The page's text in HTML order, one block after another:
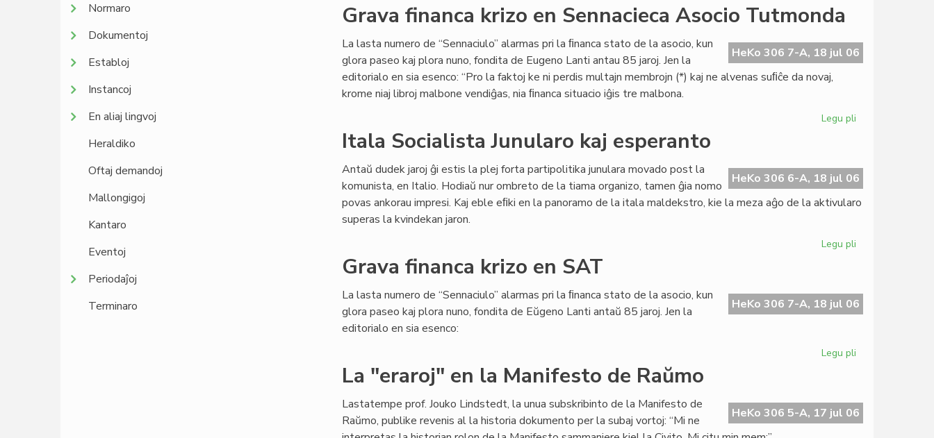
kaj
esperanto
Grava financa krizo en Sennacieca Asocio Tutmonda
HeKo 306 7-A, 18 jul 06
La lasta numero de “Sennaciulo” alarmas pri la ﬁnanca stato de la asocio, kun
glora paseo kaj plora nuno, fondita de Eugeno Lanti antau 85 jaroj. Jen la
editorialo en sia esenco: “Pro la faktoj ke ni perdis multajn membrojn (*) kaj ne alvenas suﬁĉe da novaj,
krome niaj libroj malbone vendiĝas, nia ﬁnanca situacio iĝis tre malbona.
Legu pli
en
Sennacieca
Asocio
Itala Socialista Junularo kaj esperanto
HeKo 306 6-A, 18 jul 06
Antaŭ dudek jaroj ĝi estis la plej forta partipolitika junulara movado post la
komunista, en Italio. Hodiaŭ nur ombreto de la tiama organizo, tamen ĝia nomo
povas ankorau impresi. Kaj eble eﬁki en la panoramo de la itala maldekstro, kie la meza aĝo de la aktivularo
superas la kvindekan jaron.
Legu pli
kaj
esperanto
Grava financa krizo en SAT
HeKo 306 7-A, 18 jul 06
La lasta numero de “Sennaciulo” alarmas pri la ﬁnanca stato de la asocio, kun
glora paseo kaj plora nuno, fondita de Eŭgeno Lanti antaŭ 85 jaroj. Jen la
editorialo en sia esenco:
Legu pli
en
SAT
La "eraroj" en la Manifesto de Raŭmo
HeKo 306 5-A, 17 jul 06
Lastatempe prof. Jouko Lindstedt, la unua subskribinto de la Manifesto de
Raŭmo, publike revenis al la historia dokumento per la subaj vortoj: “Mi ne
Normaro
Dokumentoj
Establoj
Instancoj
En aliaj lingvoj
Heraldiko
Oftaj demandoj
Mallongigoj
Kantaro
Eventoj
Periodaĵoj
Terminaro